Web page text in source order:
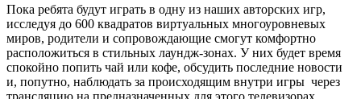
Пока ребята будут играть в одну из наших авторских игр,
исследуя до 600 квадратов виртуальных многоуровневых
миров, родители и сопровождающие смогут комфортно
расположиться в стильных лаундж-зонах. У них будет время
спокойно попить чай или кофе, обсудить последние новости
и, попутно, наблюдать за происходящим внутри игры через
трансляцию на предназначенных для этого телевизорах.